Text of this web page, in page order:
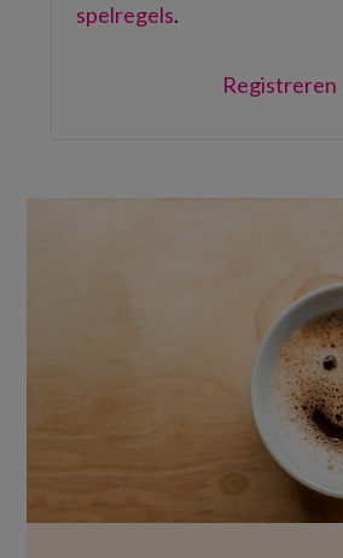
spelregels.
Registreren